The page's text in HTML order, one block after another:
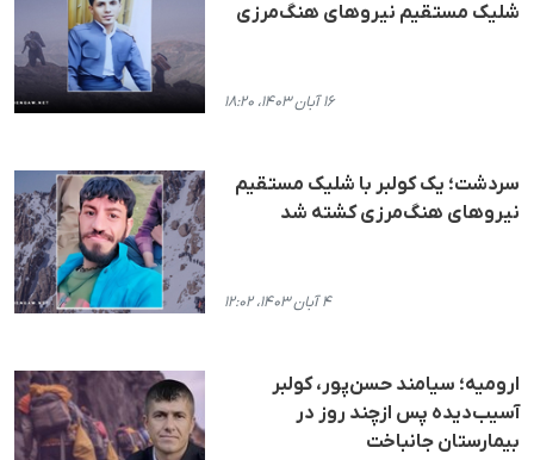
شلیک مستقیم نیروهای هنگ‌مرزی
۱۶ آبان ۱۴۰۳، ۱۸:۲۰
سردشت؛ یک کولبر با شلیک مستقیم
نیروهای هنگ‌مرزی کشته شد
۴ آبان ۱۴۰۳، ۱۲:۰۲
ارومیه؛ سیامند حسن‌پور، کولبر
آسیب‌دیده پس ازچند روز در
بیمارستان جانباخت